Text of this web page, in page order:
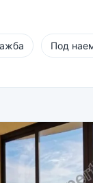
Под